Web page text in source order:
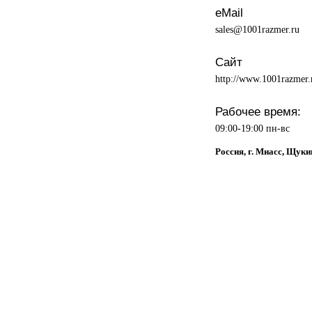
eMail
sales@1001razmer.ru
Сайт
http://
Рабочее время:
09:00-19:00 пн-вс
Россия, г. Миасс,